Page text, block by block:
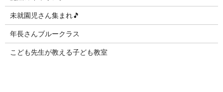
未就園児さん集まれ🎵
年長さんブルークラス
こども先生が教える子ども教室